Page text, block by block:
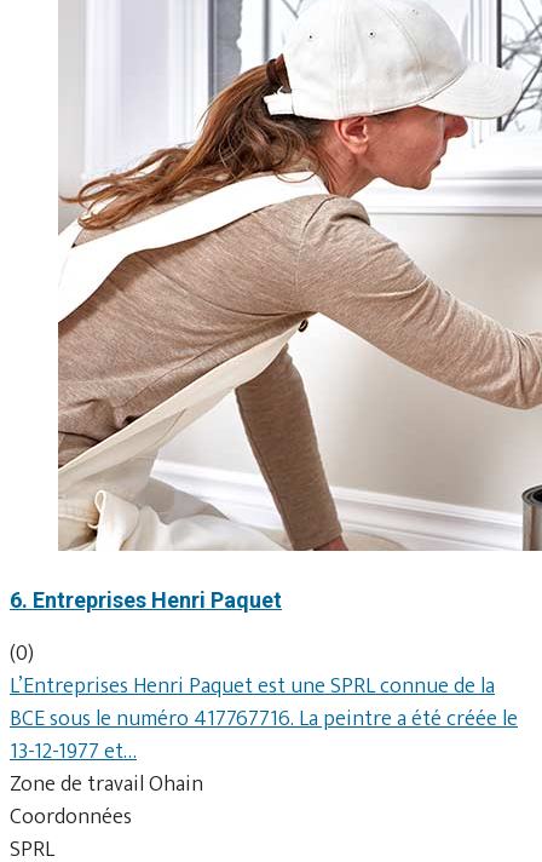
6. Entreprises Henri Paquet
(0)
L’Entreprises Henri Paquet est une SPRL connue de la
BCE sous le numéro 417767716. La peintre a été créée le
13-12-1977 et…
Zone de travail Ohain
Coordonnées
SPRL